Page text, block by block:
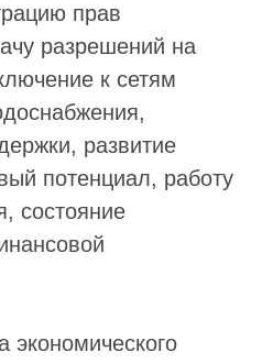
прав
разрешений на
к сетям
развитие
потенциал, работу
состояние
экономического